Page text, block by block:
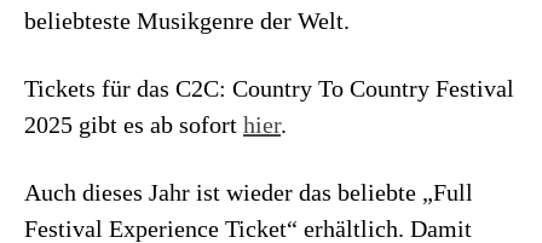
beliebteste Musikgenre der Welt.
Tickets für das C2C: Country To Country Festival
2025 gibt es ab sofort hier.
Auch dieses Jahr ist wieder das beliebte „Full
Festival Experience Ticket“ erhältlich. Damit